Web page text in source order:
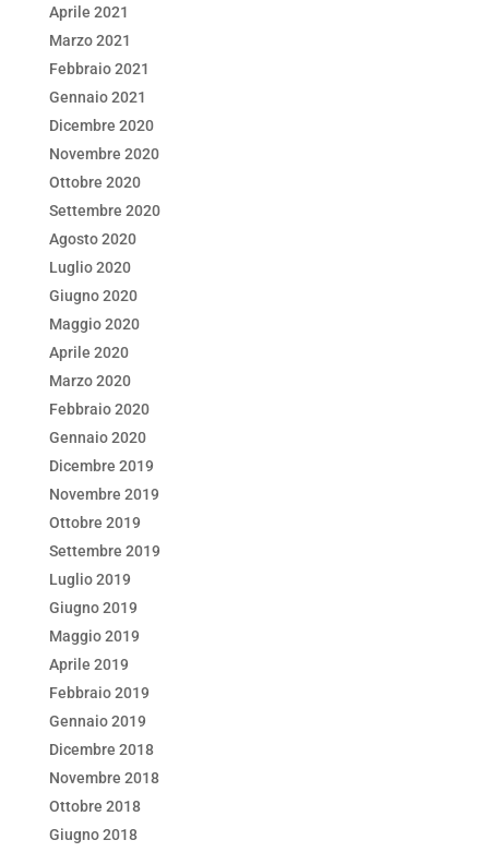
Aprile 2021
Marzo 2021
Febbraio 2021
Gennaio 2021
Dicembre 2020
Novembre 2020
Ottobre 2020
Settembre 2020
Agosto 2020
Luglio 2020
Giugno 2020
Maggio 2020
Aprile 2020
Marzo 2020
Febbraio 2020
Gennaio 2020
Dicembre 2019
Novembre 2019
Ottobre 2019
Settembre 2019
Luglio 2019
Giugno 2019
Maggio 2019
Aprile 2019
Febbraio 2019
Gennaio 2019
Dicembre 2018
Novembre 2018
Ottobre 2018
Giugno 2018